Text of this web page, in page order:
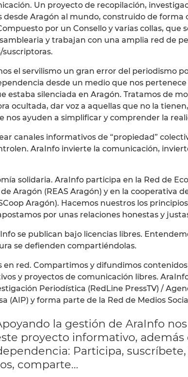
Un proyecto de recopilación,
desde Aragón al mundo, construido de forma
por un Consello y varias collas, que
y trabajan con una amplia red de
suscriptoras.
el servilismo un gran error del periodismo
desde un medio que nos
estaba silenciada en Aragón. Tratamos de
ocultada, dar voz a aquellas que no la
nos ayuden a simplificar y comprender la
canales informativos de “propiedad”
AraInfo invierte la comunicación,
solidaria. AraInfo participa en la Red de
Aragón (REAS Aragón) y en la cooperativa
Aragón). Hacemos nuestros los
por unas relaciones honestas y
se publican bajo licencias libres.
se defienden compartiéndolas.
en red. Compartimos y difundimos contenidos
y proyectos de comunicación libres.
Periodística (RedLine PressTV) /
(AIP) y forma parte de la Red de Medios
la gestión de AraInfo
proyecto informativo, además
Participa,
comparte…